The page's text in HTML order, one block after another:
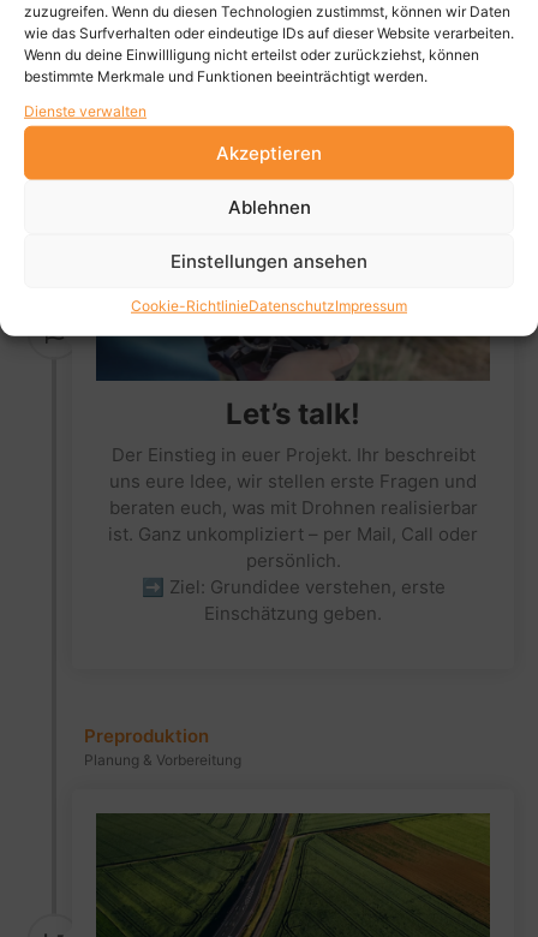
zuzugreifen. Wenn du diesen Technologien zustimmst, können wir Daten
wie das Surfverhalten oder eindeutige IDs auf dieser Website verarbeiten.
Wenn du deine Einwillligung nicht erteilst oder zurückziehst, können
bestimmte Merkmale und Funktionen beeinträchtigt werden.
Dienste verwalten
Akzeptieren
Ablehnen
Einstellungen ansehen
Cookie-RichtlinieDatenschutzImpressum
Start
Let’s talk!
Der Einstieg in euer Projekt. Ihr beschreibt
uns eure Idee, wir stellen erste Fragen und
beraten euch, was mit Drohnen realisierbar
ist. Ganz unkompliziert – per Mail, Call oder
persönlich.
➡ Ziel: Grundidee verstehen, erste
Einschätzung geben.
Preproduktion
Planung & Vorbereitung